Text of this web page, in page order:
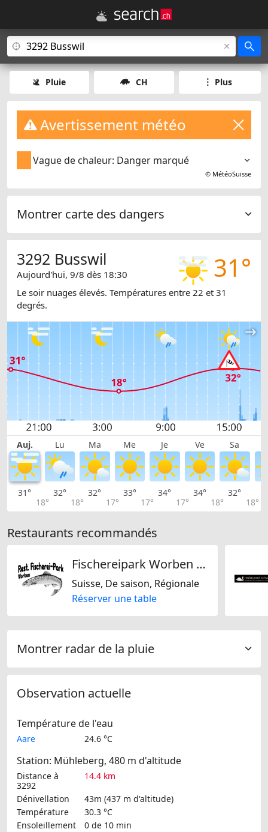
Pluie CH Plus
Avertissement météo
Vague de chaleur: Danger marqué
© MétéoSuisse
Montrer carte des dangers
31°
3292 Busswil
Aujourd'hui, 9/8 dès 18:30
Le soir nuages élevés. Températures entre 22 et 31
degrés.
Auj. Lu Ma Me Je Ve Sa
31°
18°
32°
18°
32°
17°
33°
17°
34°
17°
34°
18°
32°
18°
Restaurants recommandés
Fischereipark Worben AG
Suisse, De saison, Régionale
Réserver une table
Montrer radar de la pluie
Observation actuelle
Température de l'eau
Aare 24.6 °C
Station: Mühleberg, 480 m d'altitude
Distance à
3292
14.4 km
Dénivellation
43m (437 m d'altitude)
Température
30.3 °C
Ensoleillement
0 de 10 min